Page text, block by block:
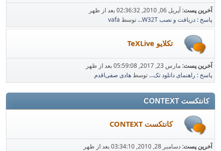
آخرین پست:آپریل 06, 2010, 02:36:32 بعد از ظهر
پاسخ : دریافت و نصب W32T...
توسط vafa
تکلایو TeXLive
آخرین پست:مارس 23, 2017, 05:59:08 بعد از ظهر
پاسخ : راهنمای دانلود تک... توسطهادی صفی‌اقدم
کانتکست CONTEXT
کانتکست CONTEXT
آخرین پست:دسامبر 28, 2010, 03:34:10 بعد از ظهر